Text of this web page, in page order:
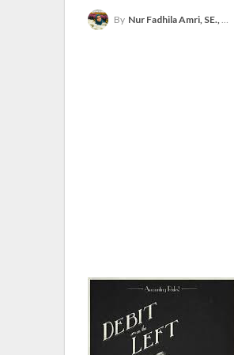
By Nur Fadhila Amri, SE., Ak., M.Si